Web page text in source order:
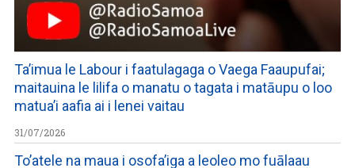
Ta’imua le Labour i faatulagaga o Vaega Faaupufai;
maitauina le lilifa o manatu o tagata i matāupu o loo
matua’i aafia ai i lenei vaitau
31/07/2026
To’atele na maua i osofa’iga a leoleo mo fuālaau